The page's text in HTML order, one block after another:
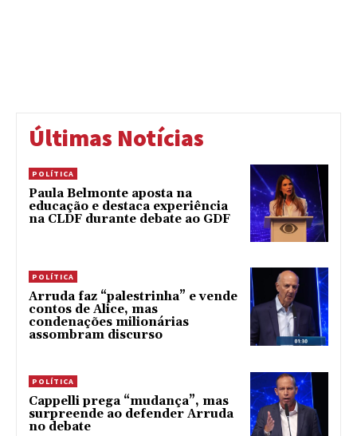
Últimas Notícias
POLÍTICA
Paula Belmonte aposta na
educação e destaca experiência
na CLDF durante debate ao GDF
POLÍTICA
Arruda faz “palestrinha” e vende
contos de Alice, mas
condenações milionárias
assombram discurso
POLÍTICA
Cappelli prega “mudança”, mas
surpreende ao defender Arruda
no debate